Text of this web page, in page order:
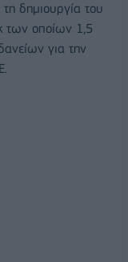
δημιουργία του
των οποίων 1,5
για την